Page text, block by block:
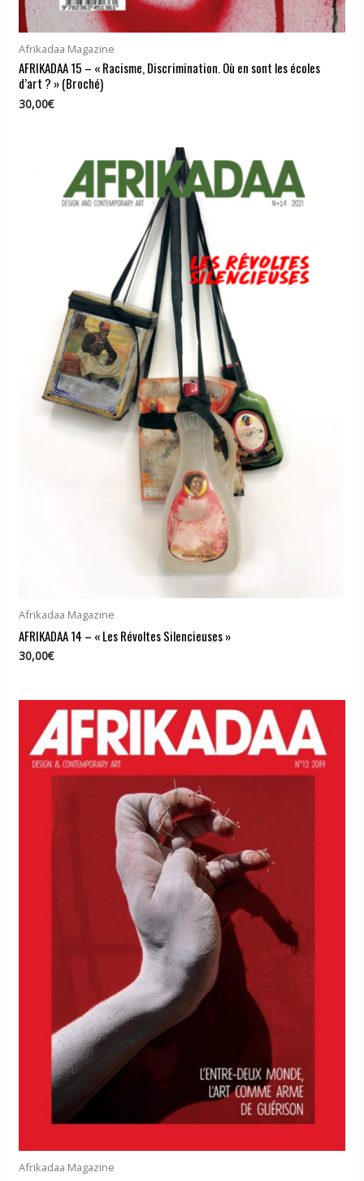
Afrikadaa Magazine
AFRIKADAA 15 – « Racisme, Discrimination. Où en sont les écoles
d’art ? » (Broché)
30,00€
Afrikadaa Magazine
AFRIKADAA 14 – « Les Révoltes Silencieuses »
30,00€
Afrikadaa Magazine